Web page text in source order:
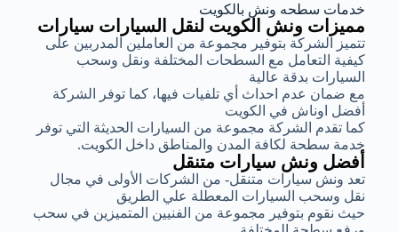
خدمات سطحه ونش بالكويت
مميزات ونش الكويت لنقل السيارات سيارات
تتميز الشركة بتوفير مجموعة من العاملين المدربين على
كيفية التعامل مع السطحات المختلفة ونقل وسحب
السيارات بدقة عالية
مع ضمان عدم احداث أي تلفيات فيها، كما توفر الشركة
أفضل اوناش في الكويت
كما تقدم الشركة مجموعة من السيارات الحديثة التي توفر
خدمة سطحة لكافة المدن والمناطق داخل الكويت.
أفضل ونش سيارات متنقل
تعد ونش سيارات متنقل- من الشركات الأولى في مجال
نقل وسحب السيارات المعطلة علي الطريق
حيث نقوم بتوفير مجموعة من الفنيين المتميزين في سحب